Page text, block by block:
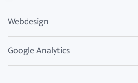
Webdesign
Google Analytics